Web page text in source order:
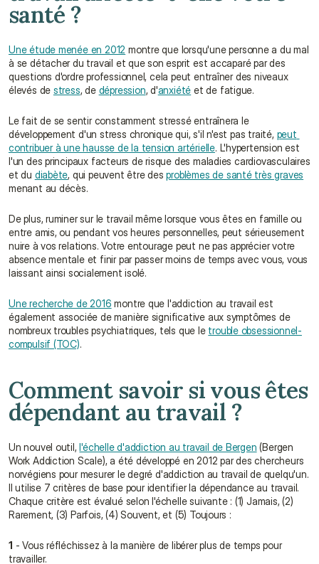
santé ?
Une étude menée en 2012 montre que lorsqu'une personne a du mal
à se détacher du travail et que son esprit est accaparé par des
questions d'ordre professionnel, cela peut entraîner des niveaux
élevés de stress, de dépression, d'anxiété et de fatigue.
Le fait de se sentir constamment stressé entraînera le
développement d'un stress chronique qui, s'il n'est pas traité, peut
contribuer à une hausse de la tension artérielle. L'hypertension est
l'un des principaux facteurs de risque des maladies cardiovasculaires
et du diabète, qui peuvent être des problèmes de santé très graves
menant au décès.
De plus, ruminer sur le travail même lorsque vous êtes en famille ou
entre amis, ou pendant vos heures personnelles, peut sérieusement
nuire à vos relations. Votre entourage peut ne pas apprécier votre
absence mentale et finir par passer moins de temps avec vous, vous
laissant ainsi socialement isolé.
Une recherche de 2016 montre que l'addiction au travail est
également associée de manière significative aux symptômes de
nombreux troubles psychiatriques, tels que le trouble obsessionnel-
compulsif (TOC).
Comment savoir si vous êtes
dépendant au travail ?
Un nouvel outil, l'échelle d'addiction au travail de Bergen (Bergen
Work Addiction Scale), a été développé en 2012 par des chercheurs
norvégiens pour mesurer le degré d'addiction au travail de quelqu'un.
Il utilise 7 critères de base pour identifier la dépendance au travail.
Chaque critère est évalué selon l'échelle suivante : (1) Jamais, (2)
Rarement, (3) Parfois, (4) Souvent, et (5) Toujours :
1 - Vous réfléchissez à la manière de libérer plus de temps pour
travailler.